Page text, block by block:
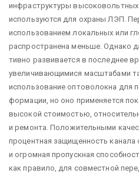
инфра­структуры высоковольтных
используются для охраны ЛЭП.
использованием локальных или
распространена меньше. Однако
тивно развивается в последнее
увеличивающи­мися масштабами
использование оптоволокна для
формации, но оно применяется
высокой стоимо­стью,
и ремонта. Положительными
процентная защищенность
и огромная пропускная
как правило, для совместной